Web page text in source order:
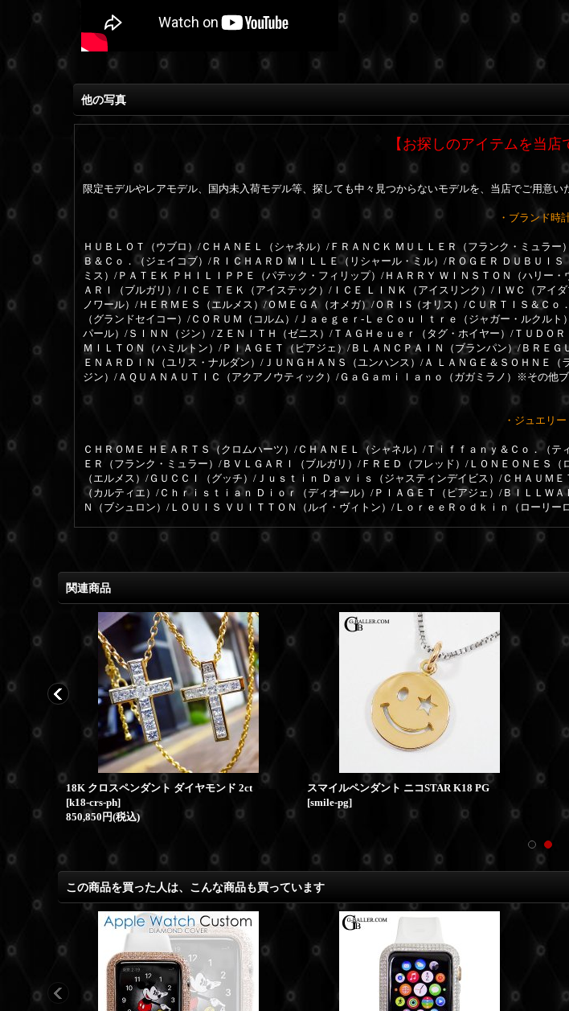
他の写真
【お探しのアイテムを当店
限定モデルやレアモデル、国内未入荷モデル等、探しても中々見つからないモデルを、当店でご用意
・ブランド時
ＨＵＢＬＯＴ（ウブロ）/ＣＨＡＮＥＬ（シャネル）/ＦＲＡＮＣＫ ＭＵＬＬＥＲ（フランク・ミュラ
Ｂ＆Ｃｏ．（ジェイコブ）/ＲＩＣＨＡＲＤ ＭＩＬＬＥ（リシャール・ミル）/ＲＯＧＥＲ ＤＵＢＵＩ
ミス）/ＰＡＴＥＫ ＰＨＩＬＩＰＰＥ（パテック・フィリップ）/ＨＡＲＲＹ ＷＩＮＳＴＯＮ（ハリー
ＡＲＩ（ブルガリ）/ＩＣＥ ＴＥＫ（アイステック）/ＩＣＥ ＬＩＮＫ（アイスリンク）/ＩＷＣ（ア
ノワール）/ＨＥＲＭＥＳ（エルメス）/ＯＭＥＧＡ（オメガ）/ＯＲＩS（オリス）/ＣＵＲＴＩＳ＆Ｃ
（グランドセイコー）/ＣＯＲＵＭ（コルム）/Ｊａｅｇｅｒ-ＬｅＣｏｕｌｔｒｅ（ジャガー・ルクル
パール）/ＳＩＮＮ（ジン）/ＺＥＮＩＴＨ（ゼニス）/ＴＡＧＨｅｕｅｒ（タグ・ホイヤー）/ＴＵＤＯ
ＭＩＬＴＯＮ（ハミルトン）/ＰＩＡＧＥＴ（ピアジェ）/ＢＬＡＮＣＰＡＩＮ（ブランパン）/ＢＲＥ
ＥＮＡＲＤＩＮ（ユリス・ナルダン）/ＪＵＮＧＨＡＮＳ（ユンハンス）/Ａ ＬＡＮＧＥ＆ＳＯＨＮＥ
ジン）/ＡＱＵＡＮＡＵＴＩＣ（アクアノウティック）/ＧａＧａｍｉｌａｎｏ（ガガミラノ）※その他
・ジュエリー
ＣＨＲＯＭＥ ＨＥＡＲＴＳ（クロムハーツ）/ＣＨＡＮＥＬ（シャネル）/Ｔｉｆｆａｎｙ＆Ｃｏ．（
ＥＲ（フランク・ミュラー）/ＢＶＬＧＡＲＩ（ブルガリ）/ＦＲＥＤ（フレッド）/ＬＯＮＥＯＮＥＳ
（エルメス）/ＧＵＣＣＩ（グッチ）/Ｊｕｓｔｉｎ Ｄａｖｉｓ（ジャスティンデイビス）/ＣＨＡＵ
（カルティエ）/Ｃｈｒｉｓｔｉａｎ Ｄｉｏｒ（ディオール）/ＰＩＡＧＥＴ（ピアジェ）/ＢＩＬＬＷ
Ｎ（ブシュロン）/ＬＯＵＩＳ ＶＵＩＴＴＯＮ（ルイ・ヴィトン）/ＬｏｒｅｅＲｏｄｋｉｎ（ローリ
関連商品
18K クロスペンダント ダイヤモンド 2ct
[k18-crs-ph]
850,850円(税込)
スマイルペンダント ニコSTAR K18 PG
[smile-pg]
この商品を買った人は、こんな商品も買っています